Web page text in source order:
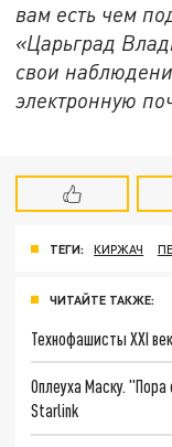
вам есть чем
«Царьград
свои
электронную
ТЕГИ: КИРЖАЧ
ЧИТАЙТЕ ТАКЖЕ:
Технофашисты XXI
Оплеуха Маску.
Starlink